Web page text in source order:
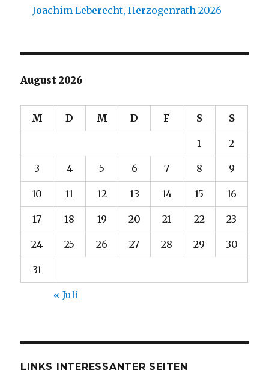
Joachim Leberecht, Herzogenrath 2026
August 2026
M D M D F S S
1 2
3 4 5 6 7 8 9
10 11 12 13 14 15 16
17 18 19 20 21 22 23
24 25 26 27 28 29 30
31
« Juli
LINKS INTERESSANTER SEITEN